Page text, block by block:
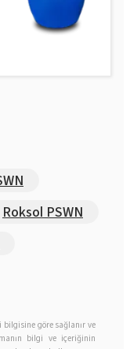
Roksol PSWN
göre sağlanır ve
bilgi ve içeriğinin